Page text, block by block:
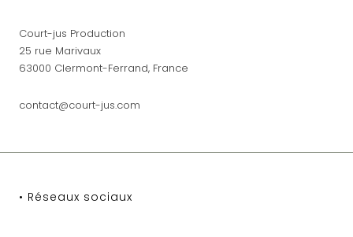
Court-jus Production
25 rue Marivaux
63000 Clermont-Ferrand, France
contact@court-jus.com
• Réseaux sociaux